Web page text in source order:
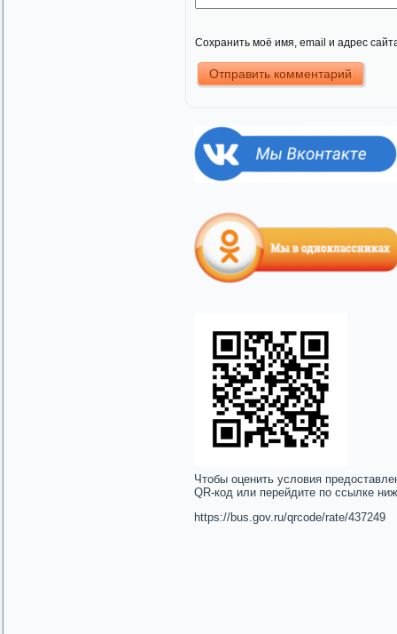
Сохранить моё имя, email и адрес
Чтобы оценить условия
QR-код или перейдите по ссылке
https://bus.gov.ru/qrcode/rate/437249